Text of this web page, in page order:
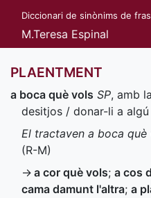
Diccionari de sinònims de
M.Teresa Espinal
PLAENTMENT
a boca què vols SP, amb
desitjos / donar-li a
El tractaven a boca què
(R-M)
→ a cor què vols; a cos
cama damunt l'altra; a